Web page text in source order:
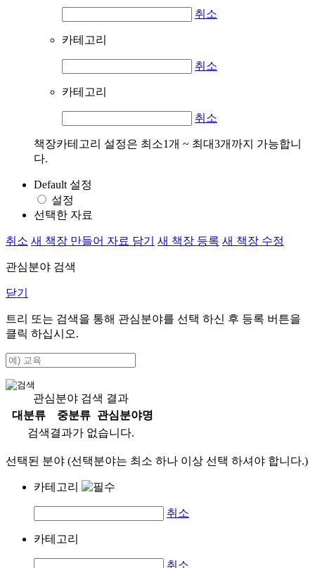
취소
카테고리
취소
카테고리
취소
책장카테고리 설정은 최소1개 ~ 최대3개까지 가능합니
다.
Default 설정
설정
선택한 자료
취소 새 책장 만들어 자료 담기 새 책장 등록 새 책장 수정
관심분야 검색
닫기
트리 또는 검색을 통해 관심분야를 선택 하신 후 등록 버튼을
클릭 하십시오.
관심분야 검색 결과
대분류
중분류
관심분야명
검색결과가 없습니다.
선택된 분야 (선택분야는 최소 하나 이상 선택 하셔야 합니다.)
카테고리
취소
카테고리
취소